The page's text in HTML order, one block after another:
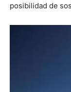
posibilidad de